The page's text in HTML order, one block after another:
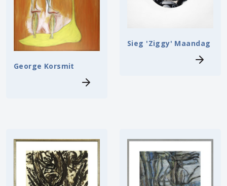
George Korsmit
Sieg 'Ziggy' Maandag